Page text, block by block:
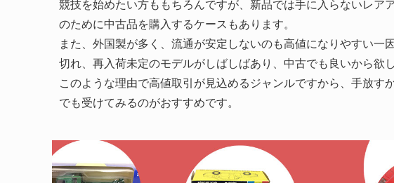
競技を始めたい方ももちろんですが、新品では手に入らないレア
のために中古品を購入するケースもあります。
また、外国製が多く、流通が安定しないのも高値になりやすい一
切れ、再入荷未定のモデルがしばしばあり、中古でも良いから欲
このような理由で高値取引が見込めるジャンルですから、手放す
でも受けてみるのがおすすめです。